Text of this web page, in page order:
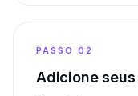
PASSO 02
Adicione